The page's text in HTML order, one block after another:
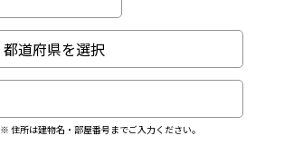
※ 住所は建物名・部屋番号までご入力ください。